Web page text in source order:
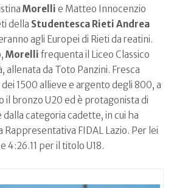
Morelli e Matteo Innocenzio
della Studentesca Rieti Andrea
agli Europei di Rieti da reatini.
Morelli frequenta il Liceo Classico
allenata da Toto Panzini. Fresca
1500 allieve e argento degli 800, a
il bronzo U20 ed è protagonista di
categoria cadette, in cui ha
FIDAL Lazio. Per lei
4:26.11 per il titolo U18.